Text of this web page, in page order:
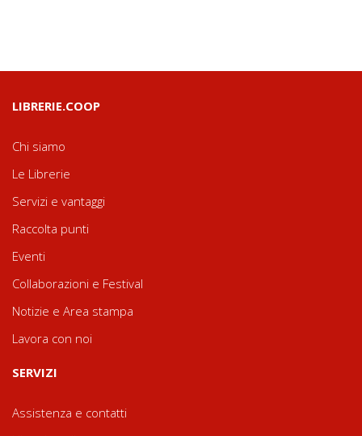
LIBRERIE.COOP
Chi siamo
Le Librerie
Servizi e vantaggi
Raccolta punti
Eventi
Collaborazioni e Festival
Notizie e Area stampa
Lavora con noi
SERVIZI
Assistenza e contatti